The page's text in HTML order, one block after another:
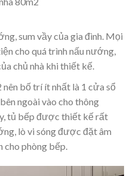
sum vầy của gia đình. Mọi
cho quá trình nấu nướng,
chủ nhà khi thiết kế.
nên bố trí ít nhất là 1 cửa sổ
ngoài vào cho thông
tủ bếp được thiết kế rất
lò vi sóng được đặt âm
phòng bếp.